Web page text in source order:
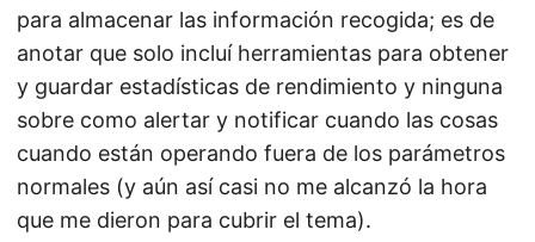
para almacenar las información recogida; es de
anotar que solo incluí herramientas para obtener
y guardar estadísticas de rendimiento y ninguna
sobre como alertar y notificar cuando las cosas
cuando están operando fuera de los parámetros
normales (y aún así casi no me alcanzó la hora
que me dieron para cubrir el tema).